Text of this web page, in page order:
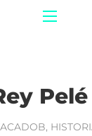
Pelé
,